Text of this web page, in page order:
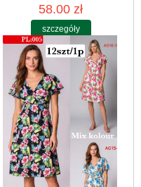
58.00 zł
szczegóły